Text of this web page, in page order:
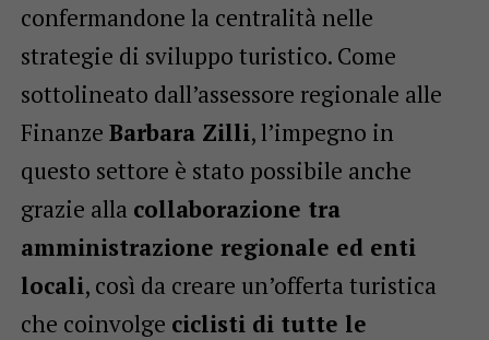
confermandone la centralità nelle
strategie di sviluppo turistico. Come
sottolineato dall’assessore regionale alle
Finanze Barbara Zilli, l’impegno in
questo settore è stato possibile anche
grazie alla collaborazione tra
amministrazione regionale ed enti
locali, così da creare un’offerta turistica
che coinvolge ciclisti di tutte le